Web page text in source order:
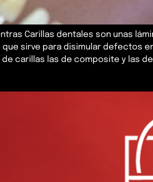
Carillas dentales son unas
sirve para disimular defectos
carillas las de composite y las de